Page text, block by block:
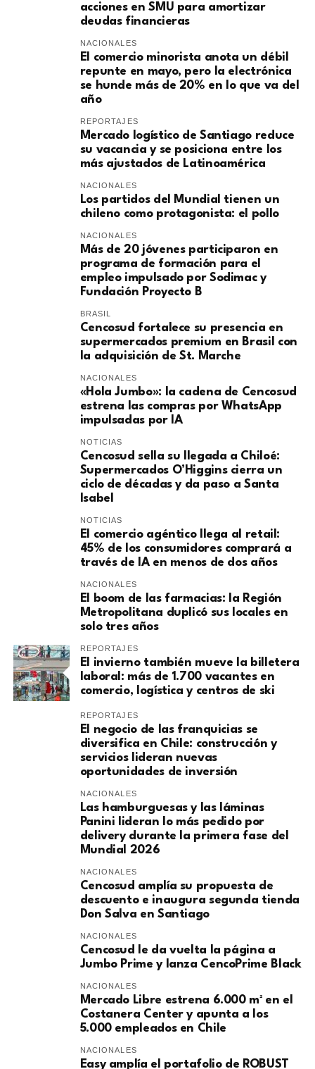
acciones en SMU para amortizar
deudas financieras
NACIONALES
El comercio minorista anota un débil
repunte en mayo, pero la electrónica
se hunde más de 20% en lo que va del
año
REPORTAJES
Mercado logístico de Santiago reduce
su vacancia y se posiciona entre los
más ajustados de Latinoamérica
NACIONALES
Los partidos del Mundial tienen un
chileno como protagonista: el pollo
NACIONALES
Más de 20 jóvenes participaron en
programa de formación para el
empleo impulsado por Sodimac y
Fundación Proyecto B
BRASIL
Cencosud fortalece su presencia en
supermercados premium en Brasil con
la adquisición de St. Marche
NACIONALES
«Hola Jumbo»: la cadena de Cencosud
estrena las compras por WhatsApp
impulsadas por IA
NOTICIAS
Cencosud sella su llegada a Chiloé:
Supermercados O’Higgins cierra un
ciclo de décadas y da paso a Santa
Isabel
NOTICIAS
El comercio agéntico llega al retail:
45% de los consumidores comprará a
través de IA en menos de dos años
NACIONALES
El boom de las farmacias: la Región
Metropolitana duplicó sus locales en
solo tres años
REPORTAJES
El invierno también mueve la billetera
laboral: más de 1.700 vacantes en
comercio, logística y centros de ski
REPORTAJES
El negocio de las franquicias se
diversifica en Chile: construcción y
servicios lideran nuevas
oportunidades de inversión
NACIONALES
Las hamburguesas y las láminas
Panini lideran lo más pedido por
delivery durante la primera fase del
Mundial 2026
NACIONALES
Cencosud amplía su propuesta de
descuento e inaugura segunda tienda
Don Salva en Santiago
NACIONALES
Cencosud le da vuelta la página a
Jumbo Prime y lanza CencoPrime Black
NACIONALES
Mercado Libre estrena 6.000 m² en el
Costanera Center y apunta a los
5.000 empleados en Chile
NACIONALES
Easy amplía el portafolio de ROBUST